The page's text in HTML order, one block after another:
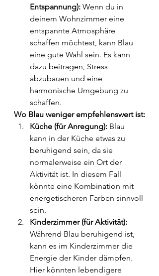
Entspannung): Wenn du in
deinem Wohnzimmer eine
entspannte Atmosphäre
schaffen möchtest, kann Blau
eine gute Wahl sein. Es kann
dazu beitragen, Stress
abzubauen und eine
harmonische Umgebung zu
schaffen.
Wo Blau weniger empfehlenswert ist:
Küche (für Anregung): Blau
kann in der Küche etwas zu
beruhigend sein, da sie
normalerweise ein Ort der
Aktivität ist. In diesem Fall
könnte eine Kombination mit
energetischeren Farben sinnvoll
sein.
Kinderzimmer (für Aktivität):
Während Blau beruhigend ist,
kann es im Kinderzimmer die
Energie der Kinder dämpfen.
Hier könnten lebendigere